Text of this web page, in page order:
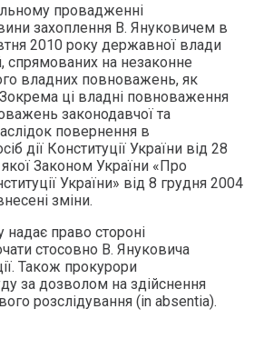
провадженні
захоплення В. Януковичем в
2010 року державної влади
спрямованих на незаконне
владних повноважень, як
ці владні повноваження
законодавчої та
повернення в
дії Конституції України від 28
Законом України «Про
України» від 8 грудня 2004
зміни.
надає право стороні
стосовно В. Януковича
Також прокурори
за дозволом на здійснення
розслідування (in absentia).